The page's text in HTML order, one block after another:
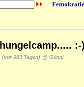
(vor 983 Tagen) @ Günni